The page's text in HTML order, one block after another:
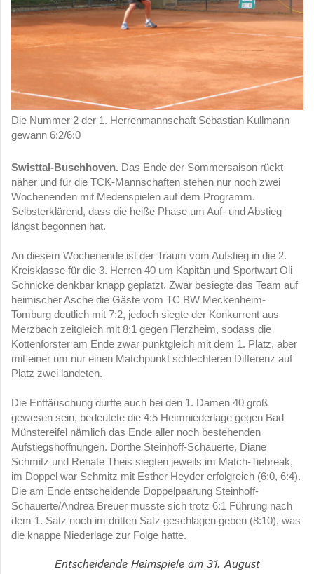
Die Nummer 2 der 1. Herrenmannschaft Sebastian Kullmann
gewann 6:2/6:0
Swisttal-Buschhoven. Das Ende der Sommersaison rückt
näher und für die TCK-Mannschaften stehen nur noch zwei
Wochenenden mit Medenspielen auf dem Programm.
Selbsterklärend, dass die heiße Phase um Auf- und Abstieg
längst begonnen hat.
An diesem Wochenende ist der Traum vom Aufstieg in die 2.
Kreisklasse für die 3. Herren 40 um Kapitän und Sportwart Oli
Schnicke denkbar knapp geplatzt. Zwar besiegte das Team auf
heimischer Asche die Gäste vom TC BW Meckenheim-
Tomburg deutlich mit 7:2, jedoch siegte der Konkurrent aus
Merzbach zeitgleich mit 8:1 gegen Flerzheim, sodass die
Kottenforster am Ende zwar punktgleich mit dem 1. Platz, aber
mit einer um nur einen Matchpunkt schlechteren Differenz auf
Platz zwei landeten.
Die Enttäuschung durfte auch bei den 1. Damen 40 groß
gewesen sein, bedeutete die 4:5 Heimniederlage gegen Bad
Münstereifel nämlich das Ende aller noch bestehenden
Aufstiegshoffnungen. Dorthe Steinhoff-Schauerte, Diane
Schmitz und Renate Theis siegten jeweils im Match-Tiebreak,
im Doppel war Schmitz mit Esther Heyder erfolgreich (6:0, 6:4).
Die am Ende entscheidende Doppelpaarung Steinhoff-
Schauerte/Andrea Breuer musste sich trotz 6:1 Führung nach
dem 1. Satz noch im dritten Satz geschlagen geben (8:10), was
die knappe Niederlage zur Folge hatte.
Entscheidende Heimspiele am 31. August